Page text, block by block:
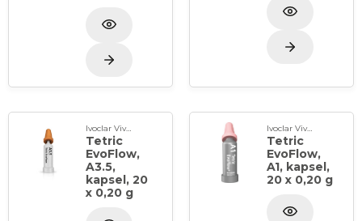
Ivoclar Vivadent
Tetric
EvoFlow,
A3.5,
kapsel, 20
x 0,20 g
Ivoclar Vivadent
Tetric
EvoFlow,
A1, kapsel,
20 x 0,20 g